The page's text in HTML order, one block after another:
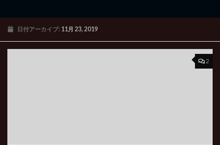
日付アーカイブ: 11月 23, 2019
2